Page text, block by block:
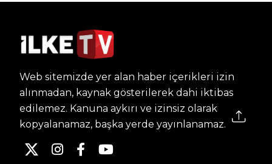
Web sitemizde yer alan haber içerikleri izin
alınmadan, kaynak gösterilerek dahi iktibas
edilemez. Kanuna aykırı ve izinsiz olarak
kopyalanamaz, başka yerde yayınlanamaz.